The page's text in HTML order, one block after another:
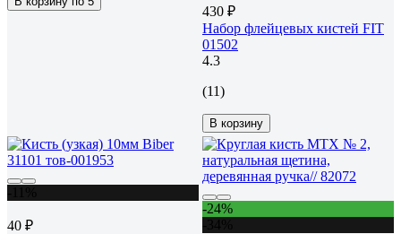
430 ₽
Набор флейцевых кистей FIT
01502
4.3
(11)
В корзину
40 ₽
-24%